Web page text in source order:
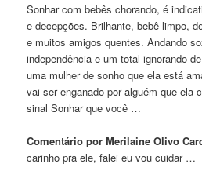
Sonhar com bebês chorando, é
e decepções. Brilhante, bebê limpo,
e muitos amigos quentes. Andando
independência e um total ignorando
uma mulher de sonho que ela está
vai ser enganado por alguém que ela
sinal Sonhar que você …
Comentário por Merilaine Olivo
carinho pra ele, falei eu vou cuidar …